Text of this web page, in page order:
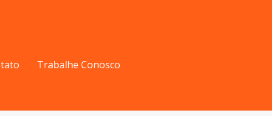
Trabalhe Conosco